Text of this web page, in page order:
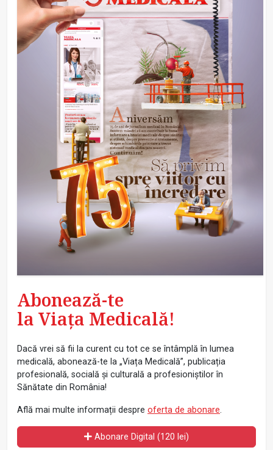
Abonează-te
la Viața Medicală!
Dacă vrei să fii la curent cu tot ce se întâmplă în lumea
medicală, abonează-te la „Viața Medicală”, publicația
profesională, socială și culturală a profesioniștilor în
Sănătate din România!
Află mai multe informații despre oferta de abonare.
Abonare Digital (120 lei)